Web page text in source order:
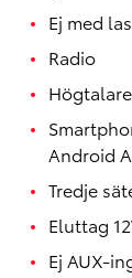
Ej med
Radio
Android
Tredje
Eluttag
Ej AUX-